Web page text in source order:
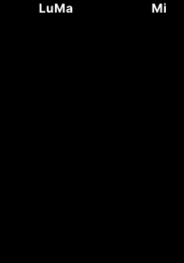
LuMa Mi